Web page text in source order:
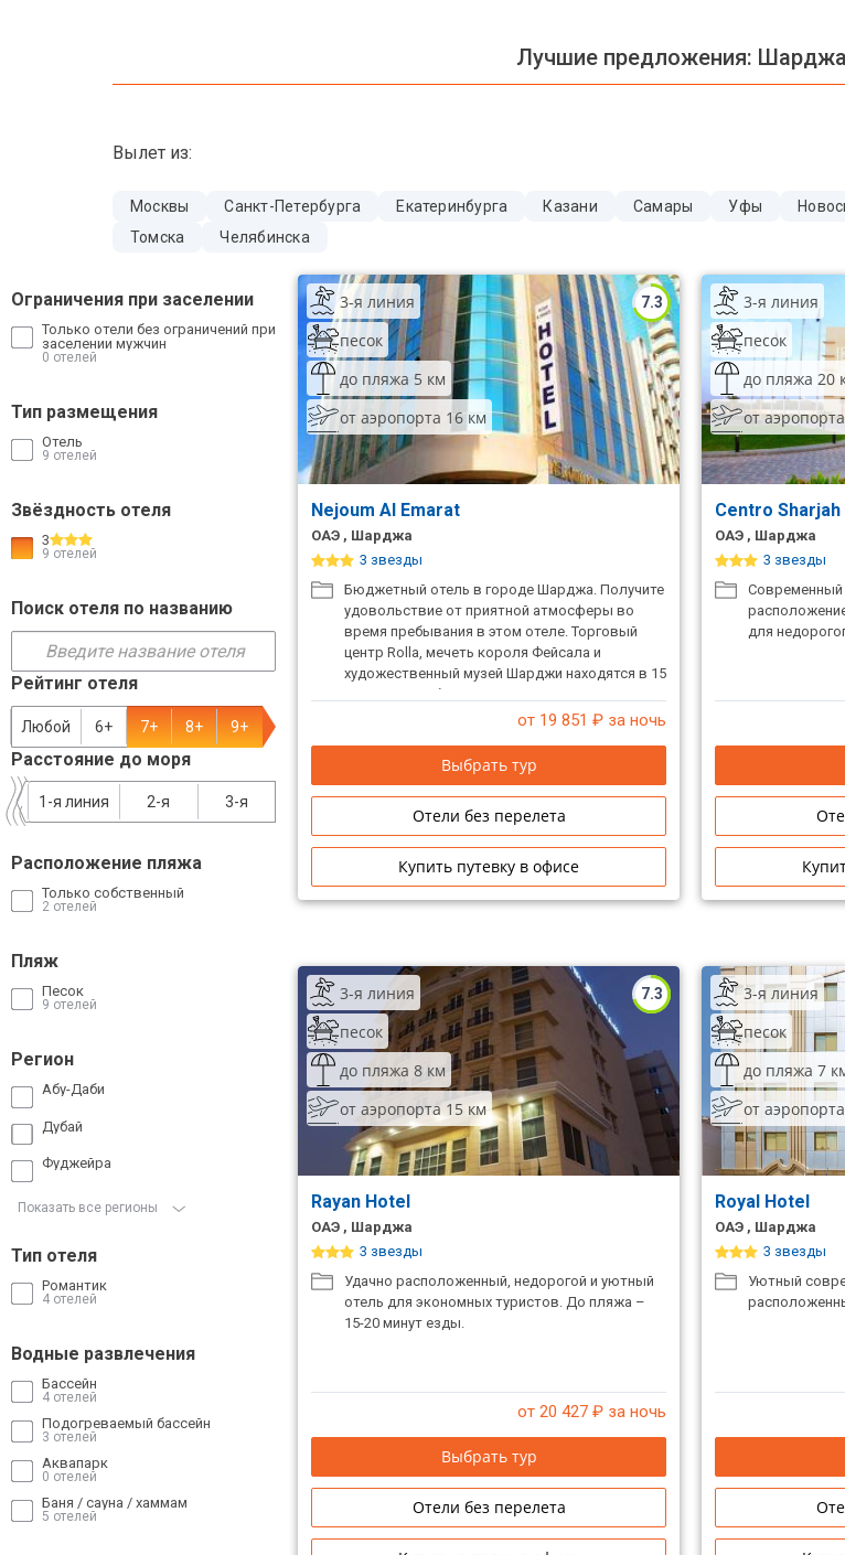
Лучшие предложения:
Вылет из:
Москвы Санкт-Петербурга Екатеринбурга Казани Самары Уфы
Томска
Челябинска
Ограничения при заселении
Только отели без ограничений при
заселении мужчин
0 отелей
Тип размещения
Отель
9 отелей
Звёздность отеля
3
9 отелей
Поиск отеля по названию
Рейтинг отеля
Любой 6+ 7+ 8+ 9+
Расстояние до моря
3-я
2-я
1-я линия
Расположение пляжа
Только собственный
2 отелей
Пляж
Песок
9 отелей
Регион
Абу-Даби
Дубай
Фуджейра
Показать все регионы
Тип отеля
Романтик
4 отелей
Водные развлечения
Бассейн
4 отелей
Подогреваемый бассейн
3 отелей
Аквапарк
0 отелей
Баня / сауна / хаммам
5 отелей
7.3
3-я линия
песок
до пляжа 5 км
от аэропорта 16 км
Nejoum Al Emarat
ОАЭ , Шарджа
3 звезды
Бюджетный отель в городе Шарджа. Получите
удовольствие от приятной атмосферы во
время пребывания в этом отеле. Торговый
центр Rolla, мечеть короля Фейсала и
художественный музей Шарджи находятся в 15
минутах ходьбы от отеля.
от 19 851 ₽ за ночь
Выбрать тур
Отели без перелета
Купить путевку в офисе
3-я линия
песок
до пляжа 20
от
Centro Sharjah
ОАЭ , Шарджа
3 звезды
Современный
для
7.3
3-я линия
песок
до пляжа 8 км
от аэропорта 15 км
Rayan Hotel
ОАЭ , Шарджа
3 звезды
Удачно расположенный, недорогой и уютный
отель для экономных туристов. До пляжа –
15-20 минут езды.
от 20 427 ₽ за ночь
Выбрать тур
Отели без перелета
3-я линия
песок
до пляжа 7
от
Royal Hotel
ОАЭ , Шарджа
3 звезды
Уютный
Кав Мин Воды
Экскурсионные туры
VIP отели 5 звезд
ТОП 10 недорогих отелей
Лучшие отели 4* звезды
Недорогие отели 4*
Лучшие отели 3* звезды
Сетевые отели Египта
Сетевые отели ОАЭ
Сетевые отели Таиланда
Сетевые отели Вьетнама
Сетевые отели Мальдив
Сетевые отели Бали
Сетевые отели Сейшел